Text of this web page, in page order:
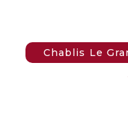
Chablis Le